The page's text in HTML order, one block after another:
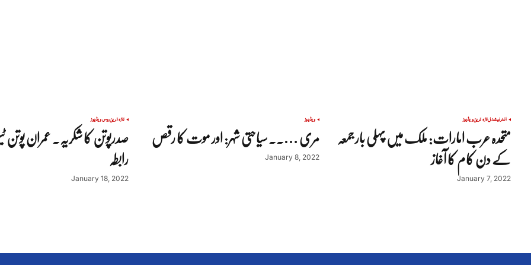
انٹرنیشنلتازہ ترینویڈیوز
متحدہ عرب امارات: ملک میں پہلی بار جمعہ
کے دن کام کا آغاز
January 7, 2022
ویڈیوز
مری ….. سیاحتی شہر: اور موت کا رقص
January 8, 2022
تازہ ترینروسویڈیوز
صدرپوتن کا شکریہ. عمران
رابطہ
January 18, 2022